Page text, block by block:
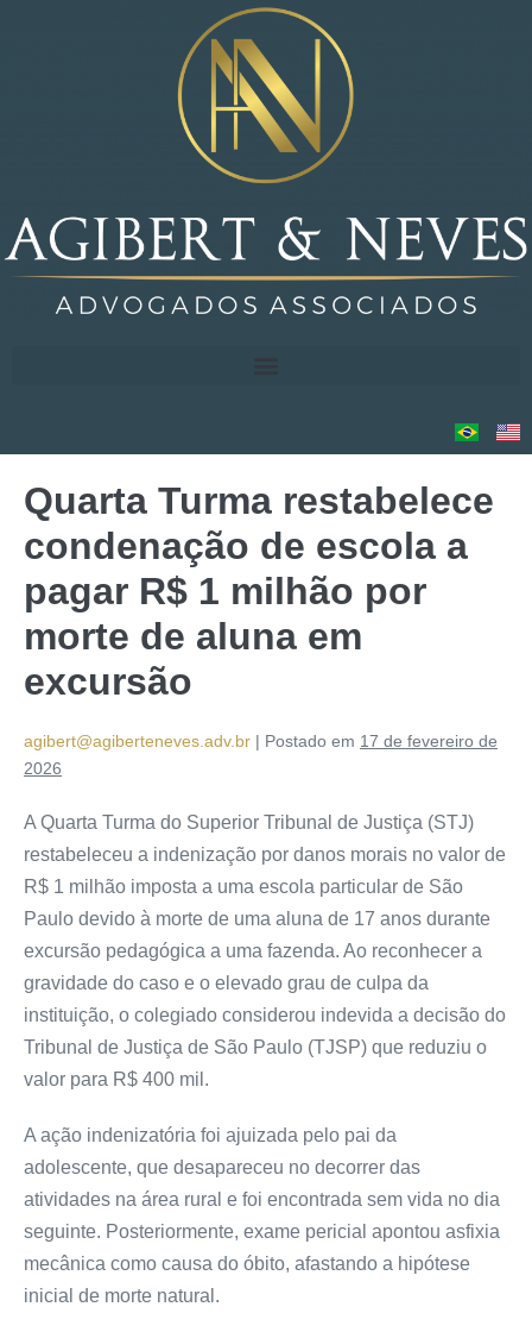
Quarta Turma restabelece
condenação de escola a
pagar R$ 1 milhão por
morte de aluna em
excursão
agibert@agiberteneves.adv.br | Postado em 17 de fevereiro de
2026
A Quarta Turma do Superior Tribunal de Justiça (STJ)
restabeleceu a indenização por danos morais no valor de
R$ 1 milhão imposta a uma escola particular de São
Paulo devido à morte de uma aluna de 17 anos durante
excursão pedagógica a uma fazenda. Ao reconhecer a
gravidade do caso e o elevado grau de culpa da
instituição, o colegiado considerou indevida a decisão do
Tribunal de Justiça de São Paulo (TJSP) que reduziu o
valor para R$ 400 mil.
A ação indenizatória foi ajuizada pelo pai da
adolescente, que desapareceu no decorrer das
atividades na área rural e foi encontrada sem vida no dia
seguinte. Posteriormente, exame pericial apontou asfixia
mecânica como causa do óbito, afastando a hipótese
inicial de morte natural.